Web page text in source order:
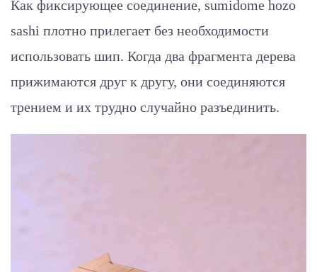
Как фиксирующее соединение, sumidome hozo
sashi плотно прилегает без необходимости
использовать шип. Когда два фрагмента дерева
прижимаются друг к другу, они соединяются
трением и их трудно случайно разъединить.